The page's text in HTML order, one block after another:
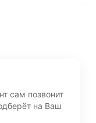
сам позвонит
на Ваш